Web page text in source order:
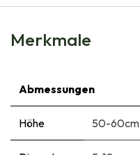
Merkmale
Abmessungen
Höhe 50-60cm